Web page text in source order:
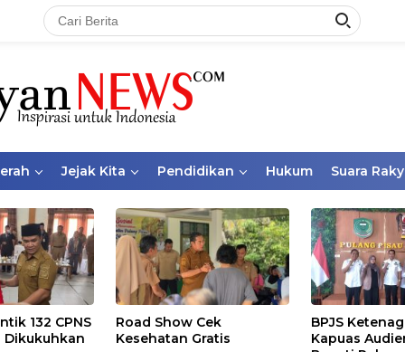
Jejak Kita Pendidikan Hukum Suara
132 CPNS
Dikukuhkan
Road Show Cek
Kesehatan Gratis
BPJS
Kapuas